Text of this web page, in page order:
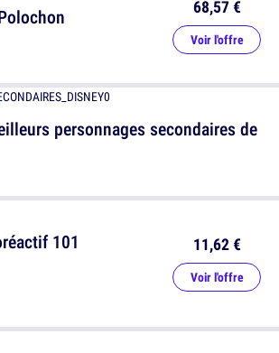
personnages secondaires de
68,57 €
Voir l'offre
101
11,62 €
Voir l'offre